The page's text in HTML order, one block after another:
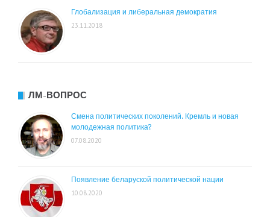
Глобализация и либеральная демократия
23.11.2018
ЛМ-ВОПРОС
Смена политических поколений. Кремль и новая
молодежная политика?
07.08.2020
Появление беларуской политической нации
10.08.2020